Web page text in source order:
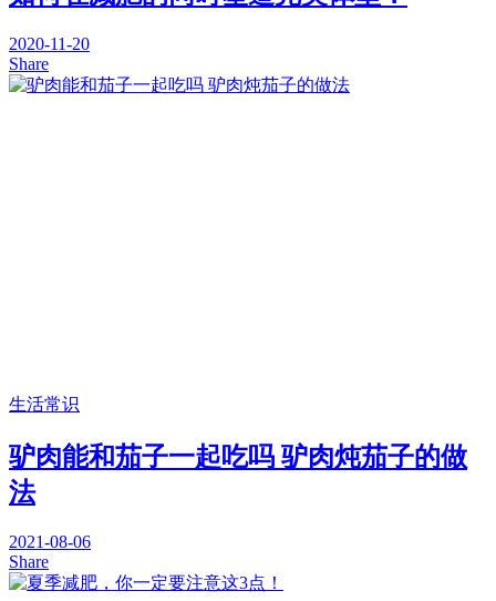
2020-11-20
Share
生活常识
驴肉能和茄子一起吃吗 驴肉炖茄子的做
法
2021-08-06
Share